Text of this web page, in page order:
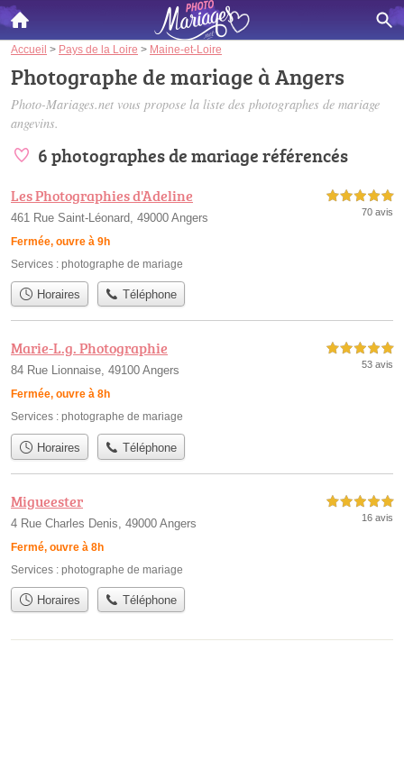
Accueil > Pays de la Loire > Maine-et-Loire
Photographe de mariage à Angers
Photo-Mariages.net vous propose la liste des photographes de mariage
angevins.
6 photographes de mariage référencés
Les Photographies d'Adeline
461 Rue Saint-Léonard, 49000 Angers
Fermée, ouvre à 9h
5,0 étoiles sur 5
70 avis
Services : photographe de mariage
Horaires Téléphone
Marie-L.g. Photographie
84 Rue Lionnaise, 49100 Angers
Fermée, ouvre à 8h
5,0 étoiles sur 5
53 avis
Services : photographe de mariage
Horaires Téléphone
Migueester
4 Rue Charles Denis, 49000 Angers
Fermé, ouvre à 8h
5,0 étoiles sur 5
16 avis
Services : photographe de mariage
Horaires Téléphone